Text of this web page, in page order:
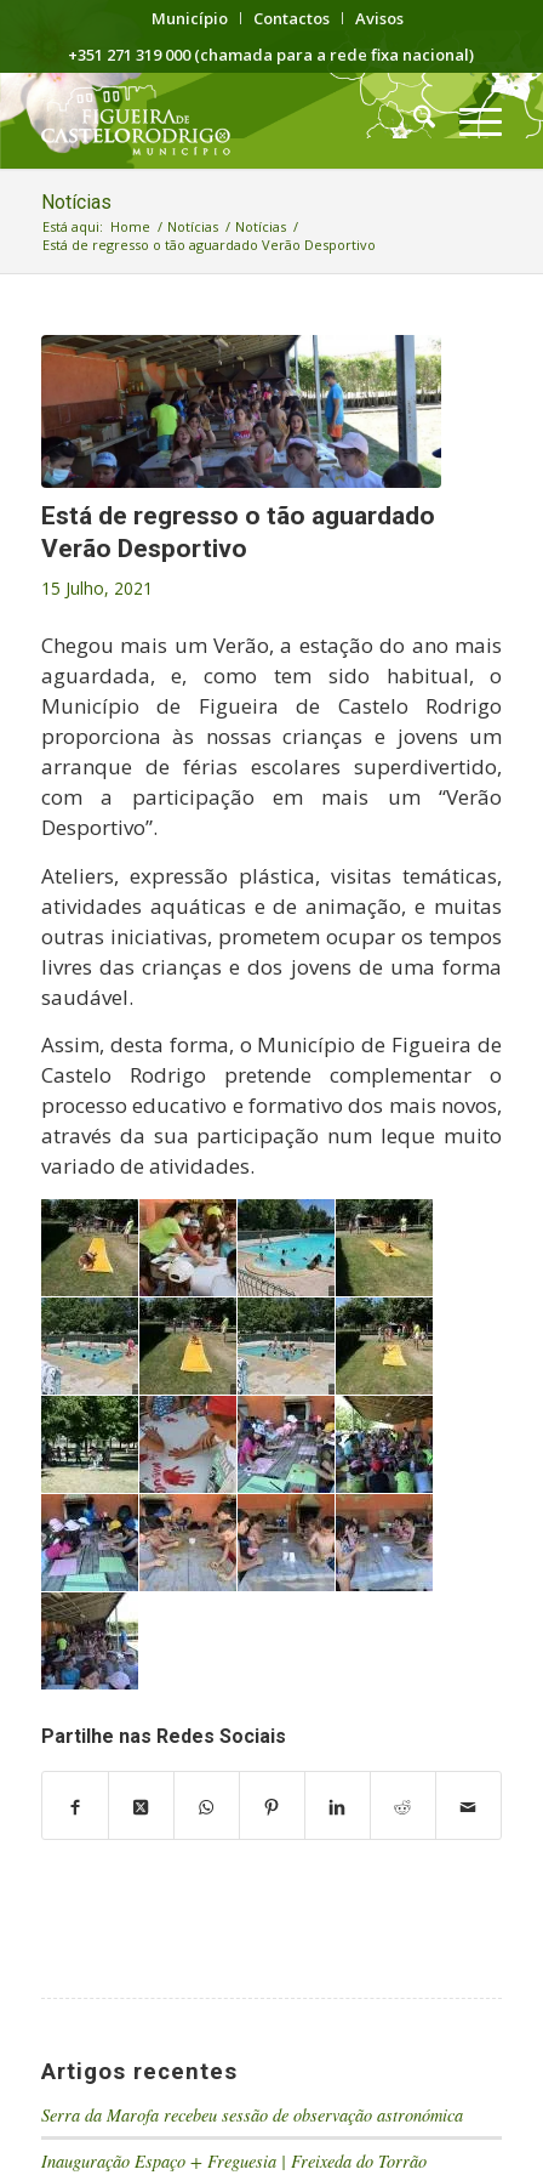
Município Contactos
Avisos
+351 271 319 000 (chamada para a rede fixa nacional)
Notícias
Está aqui: Home / Notícias / Notícias /
Está de regresso o tão aguardado Verão Desportivo
Está de regresso o tão aguardado
Verão Desportivo
15 Julho, 2021
Chegou mais um Verão, a estação do ano mais
aguardada, e, como tem sido habitual, o
Município de Figueira de Castelo Rodrigo
proporciona às nossas crianças e jovens um
arranque de férias escolares superdivertido,
com a participação em mais um “Verão
Desportivo”.
Ateliers, expressão plástica, visitas temáticas,
atividades aquáticas e de animação, e muitas
outras iniciativas, prometem ocupar os tempos
livres das crianças e dos jovens de uma forma
saudável.
Assim, desta forma, o Município de Figueira de
Castelo Rodrigo pretende complementar o
processo educativo e formativo dos mais novos,
através da sua participação num leque muito
variado de atividades.
Partilhe nas Redes Sociais
Artigos recentes
Serra da Marofa recebeu sessão de observação astronómica
Inauguração Espaço + Freguesia | Freixeda do Torrão